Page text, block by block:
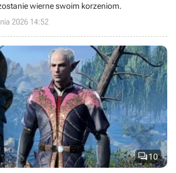
wierne swoim korzeniom.
2026 14:52
10